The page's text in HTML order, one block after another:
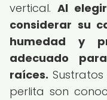
vertical.Al
considerar su
humedad y
adecuado
raíces.
perlita son